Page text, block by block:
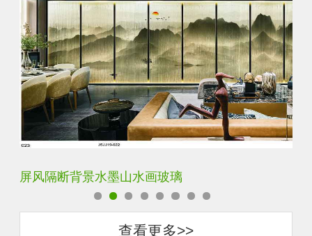
屏风隔断背景水墨山水画玻璃
查看更多>>